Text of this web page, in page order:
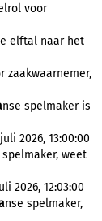
voor
elftal naar het
zaakwaarnemer,
nse spelmaker is
2026, 13:00:00
spelmaker, weet
2026, 12:03:00
nse spelmaker,